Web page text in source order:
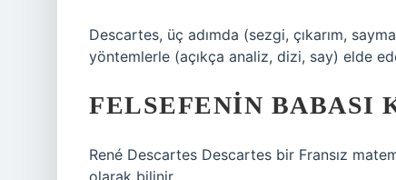
Descartes, üç adımda (sezgi, çıkarım,
yöntemlerle (açıkça analiz, dizi, say) elde
FELSEFENIN BABASI
René Descartes Descartes bir Fransız
olarak bilinir.